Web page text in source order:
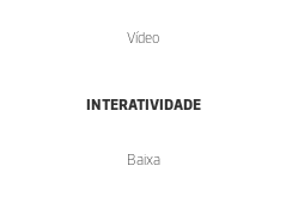
Vídeo
INTERATIVIDADE
Baixa